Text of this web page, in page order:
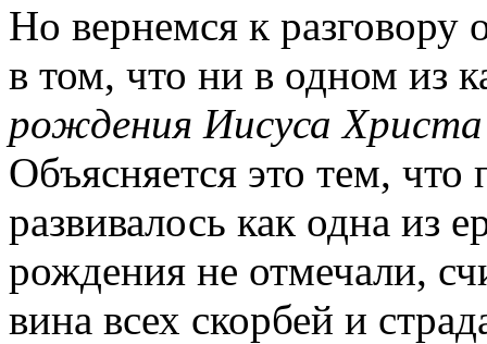
Но вернемся к разговору
в том, что ни в одном из
рождения Иисуса Христа
Объясняется это тем, что
развивалось как одна из
рождения не отмечали,
вина всех скорбей и